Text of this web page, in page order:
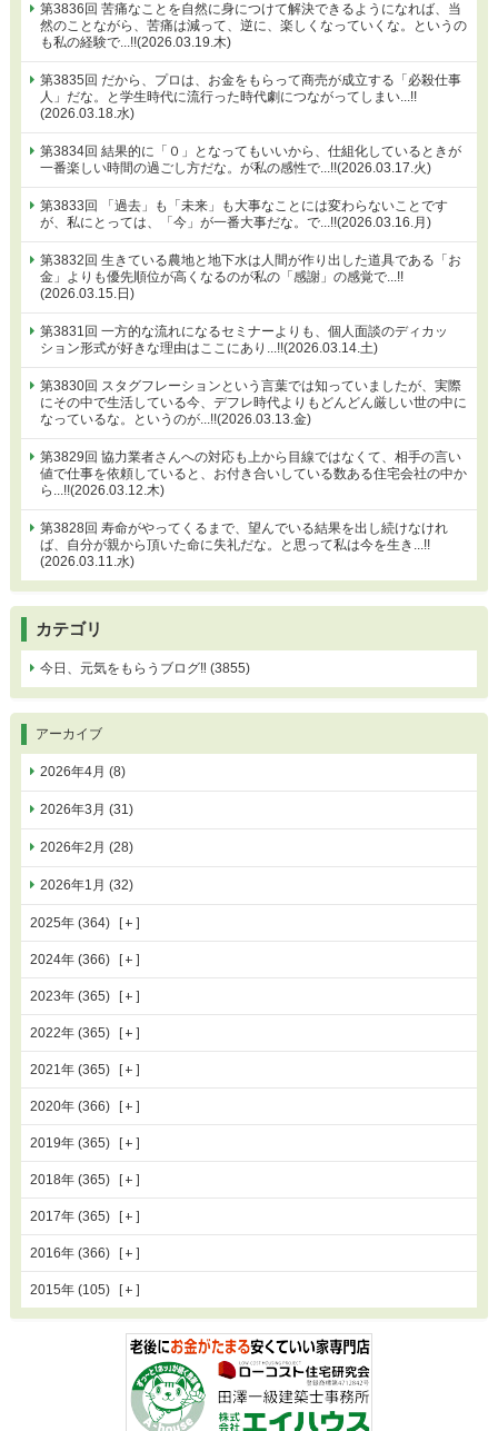
第3836回 苦痛なことを自然に身につけて解決できるようになれば、当
然のことながら、苦痛は減って、逆に、楽しくなっていくな。というの
も私の経験で...!!(2026.03.19.木)
第3835回 だから、プロは、お金をもらって商売が成立する「必殺仕事
人」だな。と学生時代に流行った時代劇につながってしまい...!!
(2026.03.18.水)
第3834回 結果的に「０」となってもいいから、仕組化しているときが
一番楽しい時間の過ごし方だな。が私の感性で...!!(2026.03.17.火)
第3833回 「過去」も「未来」も大事なことには変わらないことです
が、私にとっては、「今」が一番大事だな。で...!!(2026.03.16.月)
第3832回 生きている農地と地下水は人間が作り出した道具である「お
金」よりも優先順位が高くなるのが私の「感謝」の感覚で...!!
(2026.03.15.日)
第3831回 一方的な流れになるセミナーよりも、個人面談のディカッ
ション形式が好きな理由はここにあり...!!(2026.03.14.土)
第3830回 スタグフレーションという言葉では知っていましたが、実際
にその中で生活している今、デフレ時代よりもどんどん厳しい世の中に
なっているな。というのが...!!(2026.03.13.金)
第3829回 協力業者さんへの対応も上から目線ではなくて、相手の言い
値で仕事を依頼していると、お付き合いしている数ある住宅会社の中か
ら...!!(2026.03.12.木)
第3828回 寿命がやってくるまで、望んでいる結果を出し続けなけれ
ば、自分が親から頂いた命に失礼だな。と思って私は今を生き...!!
(2026.03.11.水)
カテゴリ
今日、元気をもらうブログ‼ (3855)
アーカイブ
2026年4月 (8)
2026年3月 (31)
2026年2月 (28)
2026年1月 (32)
2025年 (364)
2024年 (366)
2023年 (365)
2022年 (365)
2021年 (365)
2020年 (366)
2019年 (365)
2018年 (365)
2017年 (365)
2016年 (366)
2015年 (105)